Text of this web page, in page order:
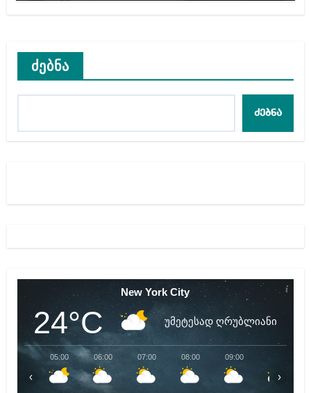
ძებნა
ძებნა
New York City
24°C უმეტესად ღრუბლიანი
05:00 06:00 07:00 08:00 09:00 10:00
‹ ›